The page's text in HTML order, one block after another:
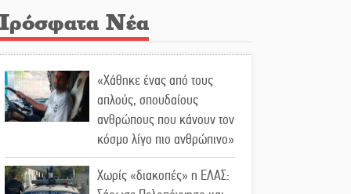
Νέα
«Χάθηκε ένας από τους
απλούς, σπουδαίους
ανθρώπους που κάνουν τον
κόσμο λίγο πιο ανθρώπινο»
Χωρίς «διακοπές» η ΕΛΑΣ: